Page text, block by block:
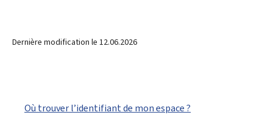
Dernière modification le 12.06.2026
Où trouver l’identifiant de mon espace ?